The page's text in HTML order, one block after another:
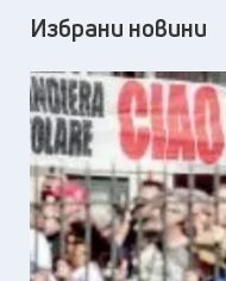
Избрани новини